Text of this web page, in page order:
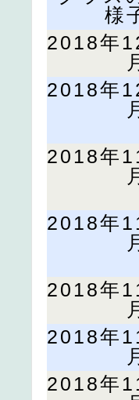
様
2018年
2018年
2018年
2018年
2018年
2018年
2018年